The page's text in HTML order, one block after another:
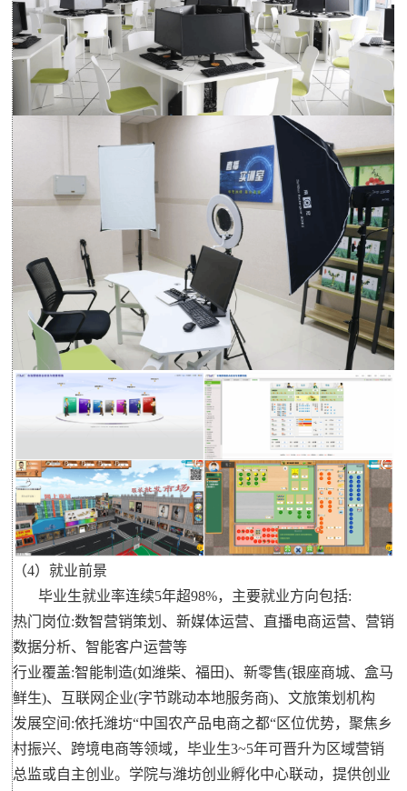
（4）就业前景
毕业生就业率连续5年超98%，主要就业方向包括:
热门岗位:数智营销策划、新媒体运营、直播电商运营、营销
数据分析、智能客户运营等
行业覆盖:智能制造(如潍柴、福田)、新零售(银座商城、盒马
鲜生)、互联网企业(字节跳动本地服务商)、文旅策划机构
发展空间:依托潍坊“中国农产品电商之都“区位优势，聚焦乡
村振兴、跨境电商等领域，毕业生3~5年可晋升为区域营销
总监或自主创业。学院与潍坊创业孵化中心联动，提供创业